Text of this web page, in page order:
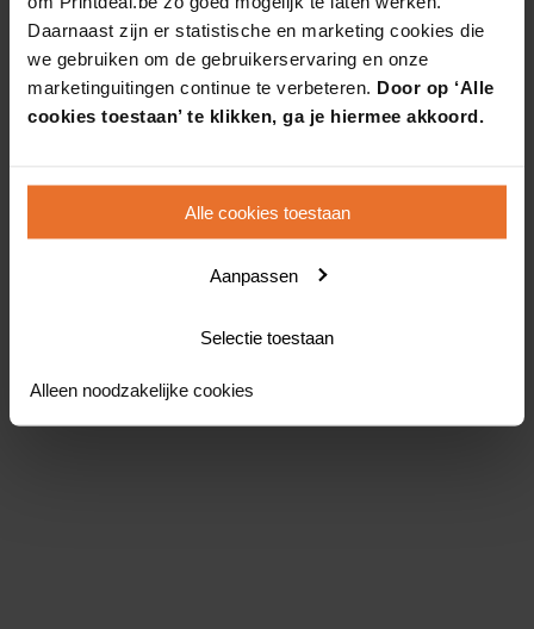
Daarnaast zijn er statistische en marketing cookies die
we gebruiken om de gebruikerservaring en onze
marketinguitingen continue te verbeteren. Door op ‘Alle
cookies toestaan’ te klikken, ga je hiermee akkoord.
Alle cookies toestaan
Aanpassen
Selectie toestaan
Alleen noodzakelijke cookies